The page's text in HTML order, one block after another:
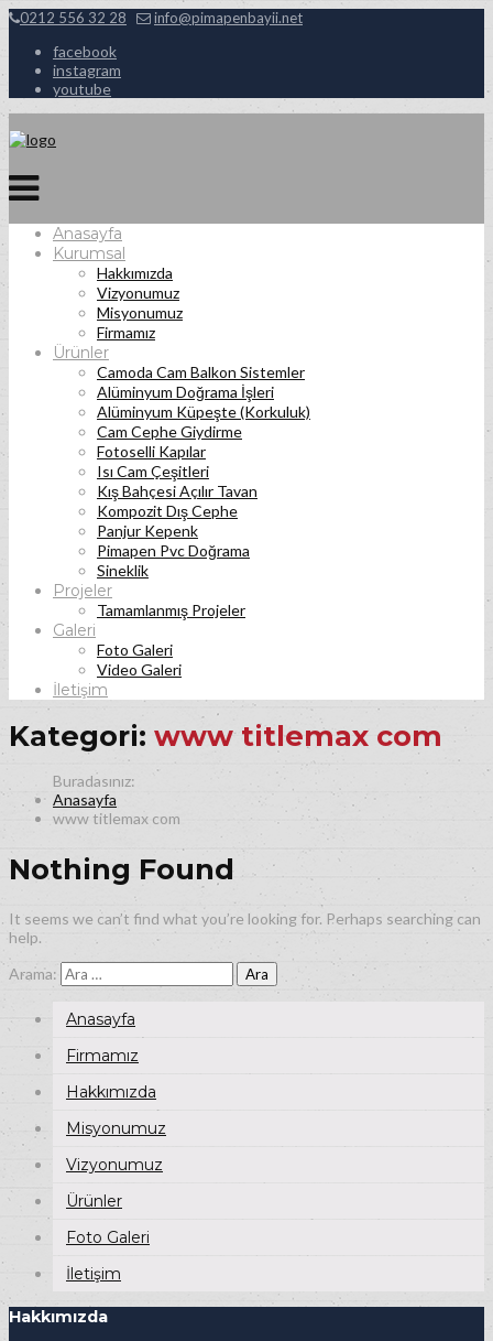
0212 556 32 28 info@pimapenbayii.net
facebook
instagram
youtube
Anasayfa
Kurumsal
Hakkımızda
Vizyonumuz
Misyonumuz
Firmamız
Ürünler
Camoda Cam Balkon Sistemler
Alüminyum Doğrama İşleri
Alüminyum Küpeşte (Korkuluk)
Cam Cephe Giydirme
Fotoselli Kapılar
Isı Cam Çeşitleri
Kış Bahçesi Açılır Tavan
Kompozit Dış Cephe
Panjur Kepenk
Pimapen Pvc Doğrama
Sineklik
Projeler
Tamamlanmış Projeler
Galeri
Foto Galeri
Video Galeri
İletişim
Kategori: www titlemax com
Anasayfa
www titlemax com
Nothing Found
It seems we can’t find what you’re looking for. Perhaps searching can
help.
Arama:
Anasayfa
Firmamız
Hakkımızda
Misyonumuz
Vizyonumuz
Ürünler
Foto Galeri
İletişim
Hakkımızda